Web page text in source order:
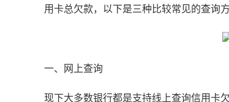
用卡总欠款，以下是三种比较常见的查询方
一、网上查询
现下大多数银行都是支持线上查询信用卡